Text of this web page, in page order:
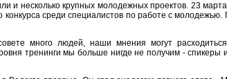
и несколько крупных молодежных проектов. 23
конкурса среди специалистов по работе с
много людей, наши мнения могут
тренинги мы больше нигде не получим -